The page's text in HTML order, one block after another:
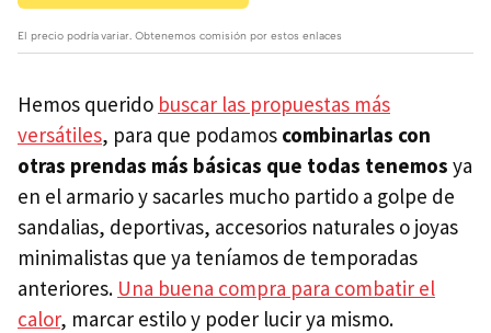
El precio podría variar. Obtenemos comisión por estos enlaces
Hemos querido buscar las propuestas más
versátiles, para que podamos combinarlas con
otras prendas más básicas que todas tenemos ya
en el armario y sacarles mucho partido a golpe de
sandalias, deportivas, accesorios naturales o joyas
minimalistas que ya teníamos de temporadas
anteriores. Una buena compra para combatir el
calor, marcar estilo y poder lucir ya mismo.